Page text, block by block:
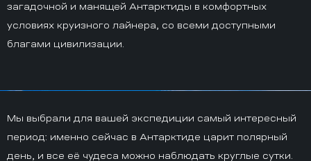
загадочной и манящей Антарктиды в комфортных
условиях круизного лайнера, со всеми доступными
благами цивилизации.
Мы выбрали для вашей экспедиции самый интересный
период: именно сейчас в Антарктиде царит полярный
день, и все её чудеса можно наблюдать круглые сутки.